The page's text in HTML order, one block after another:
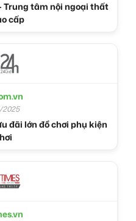
Trung tâm nội ngoại thất
cấp
đãi lớn đồ chơi phụ kiện